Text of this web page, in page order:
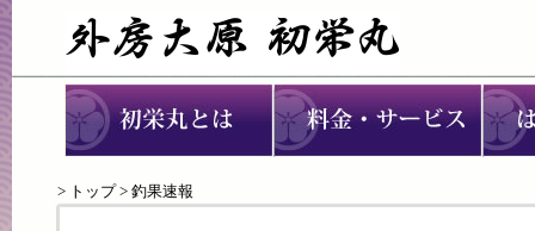
> トップ> 釣果速報